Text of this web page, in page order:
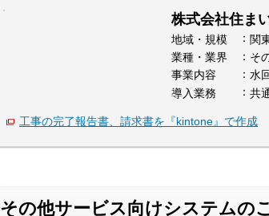
株式会社住ま
地域・規模
関
業種・業界
そ
事業内容
水
導入業務
共
工事の完了報告書、請求書を『kintone』で作成
その他サービス向けシステムの